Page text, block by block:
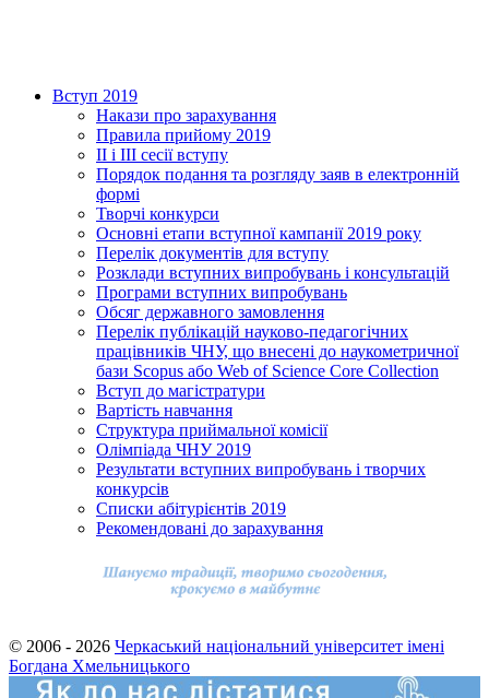
Вступ 2019
Накази про зарахування
Правила прийому 2019
ІІ і ІІІ сесії вступу
Порядок подання та розгляду заяв в електронній
формі
Творчі конкурси
Основні етапи вступної кампанії 2019 року
Перелік документів для вступу
Розклади вступних випробувань і консультацій
Програми вступних випробувань
Обсяг державного замовлення
Перелік публікацій науково-педагогічних
працівників ЧНУ, що внесені до наукометричної
бази Scopus або Web of Science Core Collection
Вступ до магістратури
Вартість навчання
Структура приймальної комісії
Олімпіада ЧНУ 2019
Результати вступних випробувань і творчих
конкурсів
Cписки абітурієнтів 2019
Рекомендовані до зарахування
© 2006 - 2026 Черкаський національний університет імені
Богдана Хмельницького